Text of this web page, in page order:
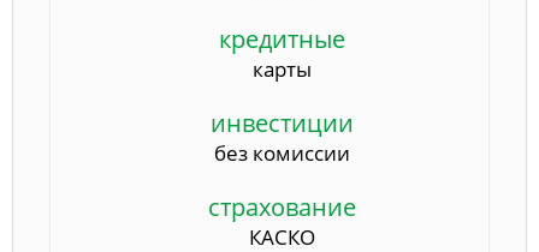
кредитные
карты
инвестиции
без комиссии
страхование
КАСКО